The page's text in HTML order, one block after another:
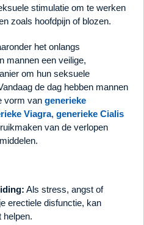
stimulatie om te werken
zoals hoofdpijn of blozen.
het onlangs
mannen een veilige,
om hun seksuele
de dag hebben mannen
vorm van generieke
Viagra, generieke Cialis
van de verlopen
Als stress, angst of
erectiele disfunctie, kan
helpen.